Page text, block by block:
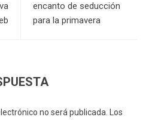
encanto de seducción
para la primavera
no será publicada. Los